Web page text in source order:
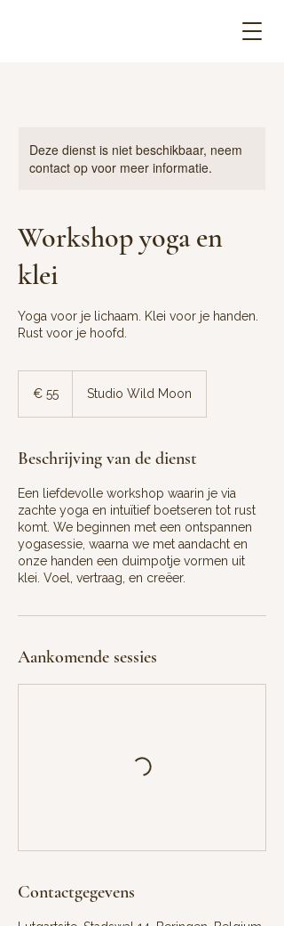
Deze dienst is niet beschikbaar, neem
contact op voor meer informatie.
Workshop yoga en
klei
Yoga voor je lichaam. Klei voor je handen.
Rust voor je hoofd.
€ 55 Studio Wild Moon
Beschrijving van de dienst
Een liefdevolle workshop waarin je via
zachte yoga en intuïtief boetseren tot rust
komt. We beginnen met een ontspannen
yogasessie, waarna we met aandacht en
onze handen een duimpotje vormen uit
klei. Voel, vertraag, en creëer.
Aankomende sessies
Contactgegevens